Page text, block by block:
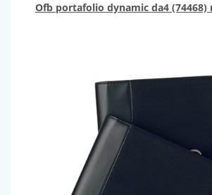
ofb portafolio dynamic da4 (74468)